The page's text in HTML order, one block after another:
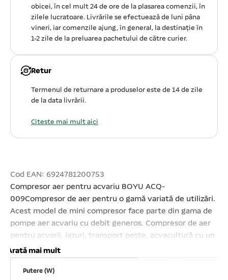
obicei, în cel mult 24 de ore de la plasarea comenzii, în
zilele lucratoare. Livrările se efectuează de luni pâna
vineri, iar comenzile ajung, în general, la destinație în
1-2 zile de la preluarea pachetului de către curier.
Retur
Termenul de returnare a produselor este de 14 de zile
de la data livrării.
Citeste mai mult aici
Cod EAN: 6924781200753
Compresor aer pentru acvariu BOYU ACQ-
009Compresor de aer pentru o gamă variată de utilizări.
Acest model de mini compresor face parte din gama de
pompe aer acvariu cu debit generos. Compresor de aer
pentru acvarii, iazuri, transport pește, acvacultură cu un
nivel populațional ridicat, fose septice sau alte obiective
unde este necesară admisia de aer. Pompa oxigenare
acvariu cu motor electromagnetic linear de construcție
Arată mai mult
Putere (W)